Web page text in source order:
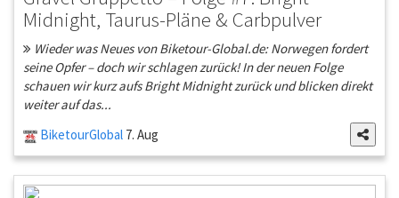
Midnight, Taurus-Pläne & Carbpulver
Wieder was Neues von Biketour-Global.de: Norwegen fordert
seine Opfer – doch wir schlagen zurück! In der neuen Folge
schauen wir kurz aufs Bright Midnight zurück und blicken direkt
weiter auf das...
BiketourGlobal 7. Aug